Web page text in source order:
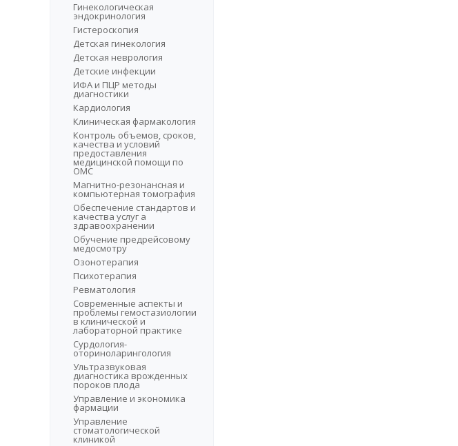
Гинекологическая
эндокринология
Гистероскопия
Детская гинекология
Детская неврология
Детские инфекции
ИФА и ПЦР методы
диагностики
Кардиология
Клиническая фармакология
Контроль объемов, сроков,
качества и условий
предоставления
медицинской помощи по
ОМС
Магнитно-резонансная и
компьютерная томография
Обеспечение стандартов и
качества услуг а
здравоохранении
Обучение предрейсовому
медосмотру
Озонотерапия
Психотерапия
Ревматология
Современные аспекты и
проблемы гемостазиологии
в клинической и
лабораторной практике
Сурдология-
оториноларингология
Ультразвуковая
диагностика врожденных
пороков плода
Управление и экономика
фармации
Управление
стоматологической
клиникой